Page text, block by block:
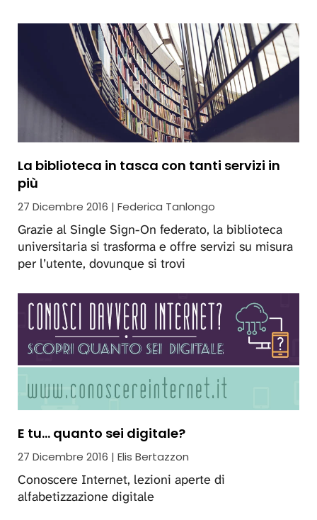
La biblioteca in tasca con tanti servizi in
più
27 Dicembre 2016 | Federica Tanlongo
Grazie al Single Sign-On federato, la biblioteca
universitaria si trasforma e offre servizi su misura
per l’utente, dovunque si trovi
E tu... quanto sei digitale?
27 Dicembre 2016 | Elis Bertazzon
Conoscere Internet, lezioni aperte di
alfabetizzazione digitale